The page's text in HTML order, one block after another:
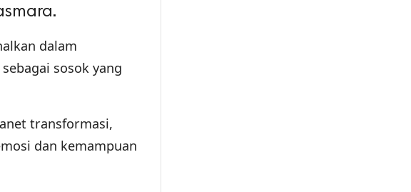
dalam
sosok yang
transformasi,
dan kemampuan